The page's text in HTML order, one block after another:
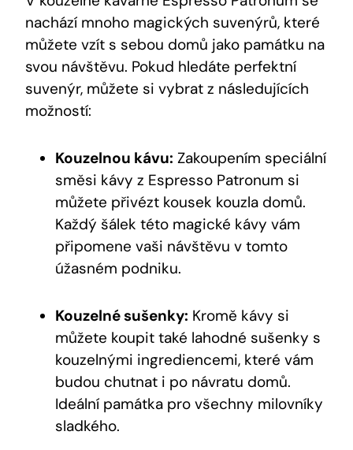
nachází mnoho magických suvenýrů, které
můžete vzít s sebou domů jako památku na
svou návštěvu. Pokud hledáte perfektní
suvenýr, můžete si vybrat z následujících
možností:
Kouzelnou kávu: Zakoupením speciální
směsi kávy z Espresso Patronum si
můžete přivézt kousek kouzla domů.
Každý šálek této magické kávy vám
připomene vaši návštěvu v tomto
úžasném podniku.
Kouzelné sušenky: Kromě kávy si
můžete koupit také lahodné sušenky s
kouzelnými ingrediencemi, které vám
budou chutnat i po návratu domů.
Ideální památka pro všechny milovníky
sladkého.